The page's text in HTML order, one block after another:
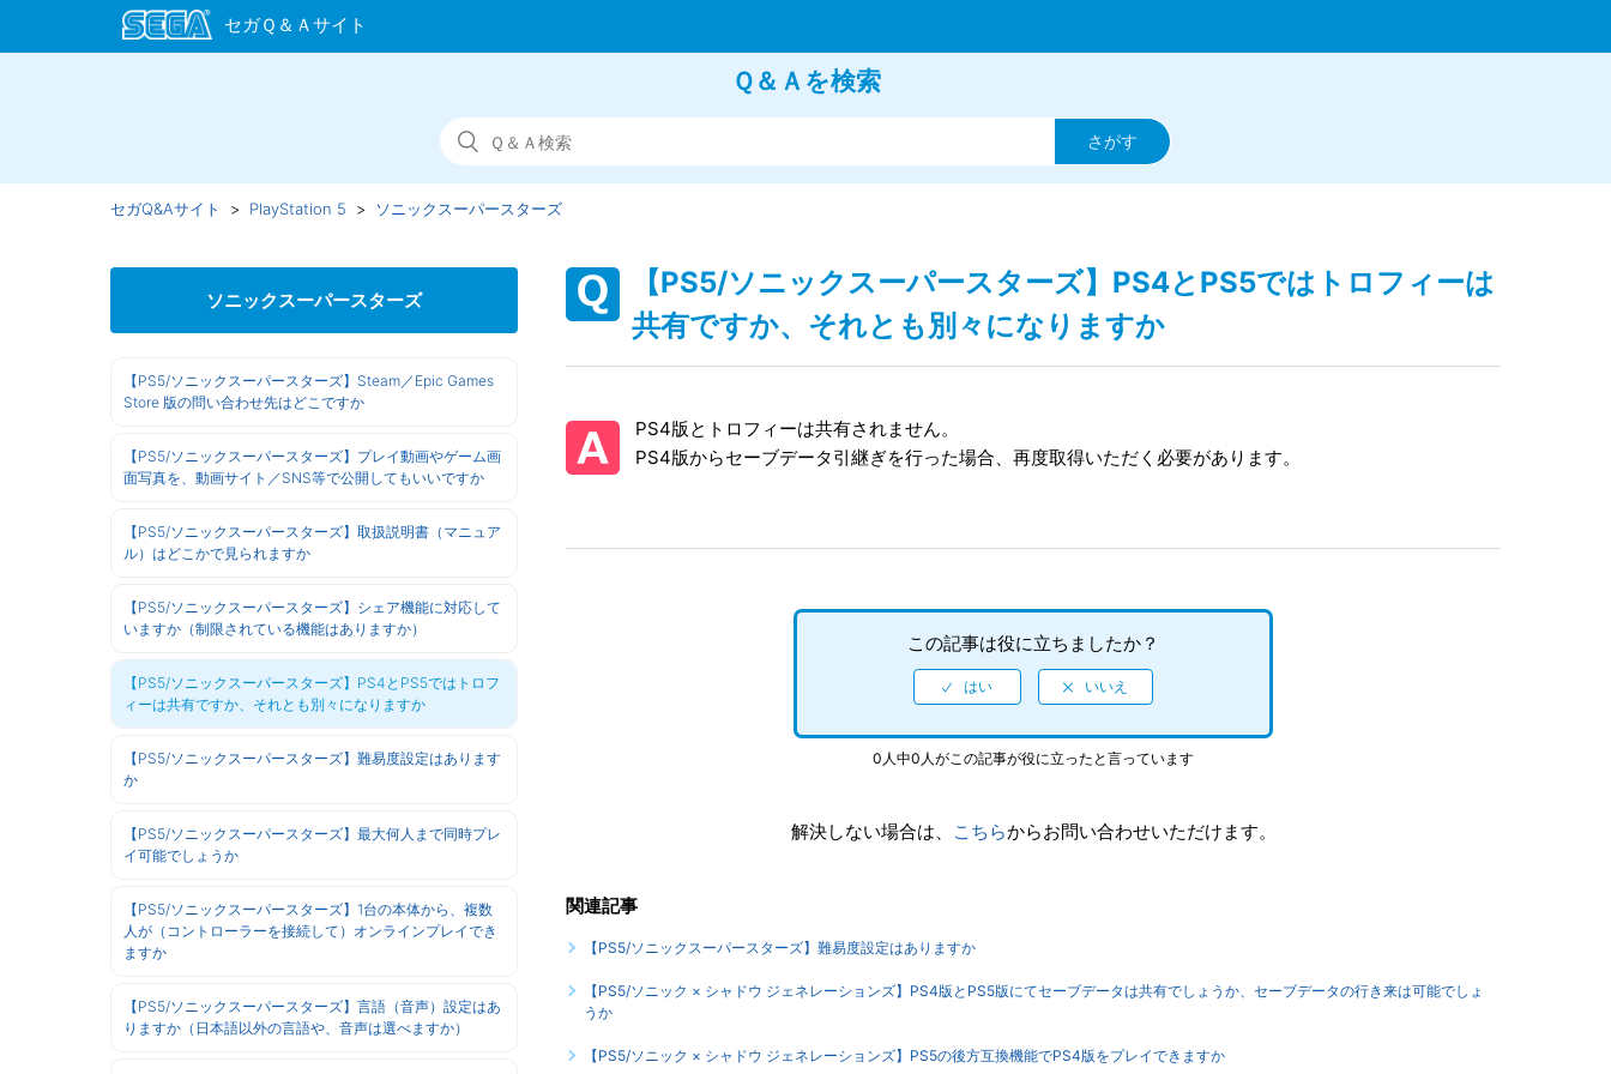
Ｑ＆Ａを検索
セガQ&Aサイト PlayStation 5 ソニックスーパースターズ
ソニックスーパースターズ
【PS5/ソニックスーパースターズ】Steam／Epic Games
Store 版の問い合わせ先はどこですか
【PS5/ソニックスーパースターズ】プレイ動画やゲーム画
面写真を、動画サイト／SNS等で公開してもいいですか
【PS5/ソニックスーパースターズ】取扱説明書（マニュア
ル）はどこかで見られますか
【PS5/ソニックスーパースターズ】シェア機能に対応して
いますか（制限されている機能はありますか）
【PS5/ソニックスーパースターズ】PS4とPS5ではトロフ
ィーは共有ですか、それとも別々になりますか
【PS5/ソニックスーパースターズ】難易度設定はあります
か
【PS5/ソニックスーパースターズ】最大何人まで同時プレ
イ可能でしょうか
【PS5/ソニックスーパースターズ】1台の本体から、複数
人が（コントローラーを接続して）オンラインプレイでき
ますか
【PS5/ソニックスーパースターズ】言語（音声）設定はあ
りますか（日本語以外の言語や、音声は選べますか）
【PS5/ソニックスーパースターズ】PS4とPS5ではトロフィーは
共有ですか、それとも別々になりますか
PS4版とトロフィーは共有されません。
PS4版からセーブデータ引継ぎを行った場合、再度取得いただく必要があります。
この記事は役に立ちましたか？
0人中0人がこの記事が役に立ったと言っています
解決しない場合は、 こちらからお問い合わせいただけます。
関連記事
【PS5/ソニックスーパースターズ】難易度設定はありますか
【PS5/ソニック × シャドウ ジェネレーションズ】PS4版とPS5版にてセーブデータは共有でしょうか、セーブデータの行き来は可能でしょ
うか
【PS5/ソニック × シャドウ ジェネレーションズ】PS5の後方互換機能でPS4版をプレイできますか